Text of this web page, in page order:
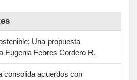
Una propuesta
Eugenia Febres Cordero R.
consolida acuerdos con